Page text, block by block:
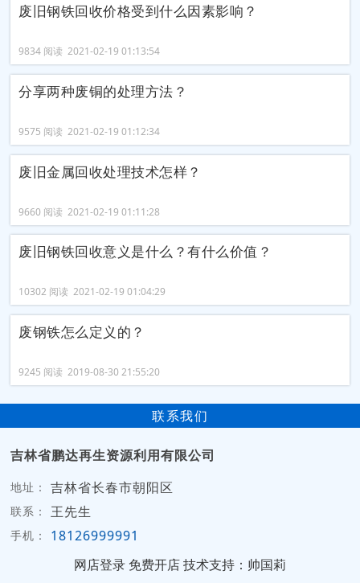
废旧钢铁回收价格受到什么因素影响？
9834 阅读 2021-02-19 01:13:54
分享两种废铜的处理方法？
9575 阅读 2021-02-19 01:12:34
废旧金属回收处理技术怎样？
9660 阅读 2021-02-19 01:11:28
废旧钢铁回收​意义是什么？有什么价值？
10302 阅读 2021-02-19 01:04:29
废钢铁怎么定义的？
9245 阅读 2019-08-30 21:55:20
联系我们
吉林省鹏达再生资源利用有限公司
地址： 吉林省长春市朝阳区
联系： 王先生
手机：
18126999991
网店登录 免费开店技术支持：帅国莉